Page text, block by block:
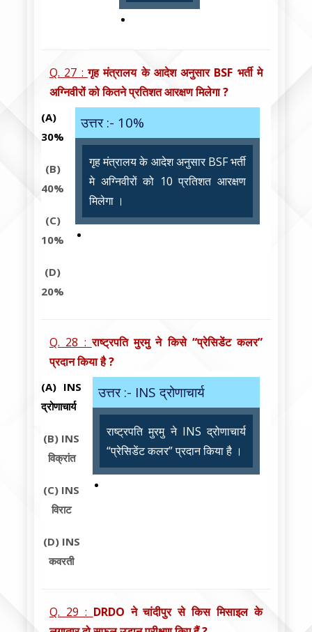
Q. 27 :गृह मंत्रालय के आदेश अनुसार BSF भर्ती मे
अग्निवीरों को कितने प्रतिशत आरक्षण मिलेगा ?
(A)
30%
(B)
40%
(C)
10%
(D)
20%
उत्तर :- 10%
गृह मंत्रालय के आदेश अनुसार BSF भर्ती
मे अग्निवीरों को 10 प्रतिशत आरक्षण
मिलेगा ।
Q. 28 :राष्ट्रपति मुरमु ने किसे “प्रेसिडेंट कलर”
प्रदान किया है ?
(A) INS
द्रोणाचार्य
(B) INS
विक्रांत
(C) INS
विराट
(D)INS
कवरती
उत्तर :- INS द्रोणाचार्य
राष्ट्रपति मुरमु ने INS द्रोणाचार्य
“प्रेसिडेंट कलर” प्रदान किया है ।
Q. 29 : DRDO ने चांदीपुर से किस मिसाइल के